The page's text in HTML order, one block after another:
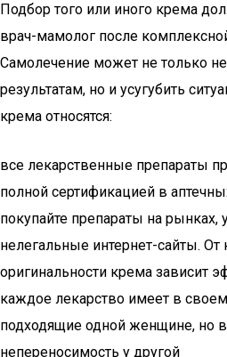
Подбор того или иного крема
врач-мамолог после
Самолечение может не только
результатам, но и усугубить
крема относятся:
все лекарственные препараты
полной сертификацией в
покупайте препараты на рынках,
нелегальные интернет-сайты. От
оригинальности крема зависит
каждое лекарство имеет в
подходящие одной женщине,
непереносимость у другой